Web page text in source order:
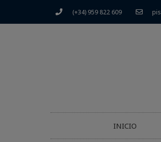
(+34) 959 822 609
INICIO